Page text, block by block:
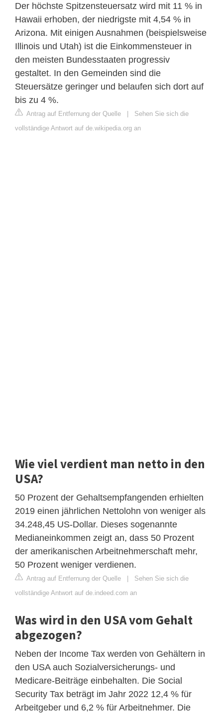
Der höchste Spitzensteuersatz wird mit 11 % in
Hawaii erhoben, der niedrigste mit 4,54 % in
Arizona. Mit einigen Ausnahmen (beispielsweise
Illinois und Utah) ist die Einkommensteuer in
den meisten Bundesstaaten progressiv
gestaltet. In den Gemeinden sind die
Steuersätze geringer und belaufen sich dort auf
bis zu 4 %.
Antrag auf Entfernung der Quelle | Sehen Sie sich die
vollständige Antwort auf de.wikipedia.org an
Wie viel verdient man netto in den
USA?
50 Prozent der Gehaltsempfangenden erhielten
2019 einen jährlichen Nettolohn von weniger als
34.248,45 US-Dollar. Dieses sogenannte
Medianeinkommen zeigt an, dass 50 Prozent
der amerikanischen Arbeitnehmerschaft mehr,
50 Prozent weniger verdienen.
Antrag auf Entfernung der Quelle | Sehen Sie sich die
vollständige Antwort auf de.indeed.com an
Was wird in den USA vom Gehalt
abgezogen?
Neben der Income Tax werden von Gehältern in
den USA auch Sozialversicherungs- und
Medicare-Beiträge einbehalten. Die Social
Security Tax beträgt im Jahr 2022 12,4 % für
Arbeitgeber und 6,2 % für Arbeitnehmer. Die